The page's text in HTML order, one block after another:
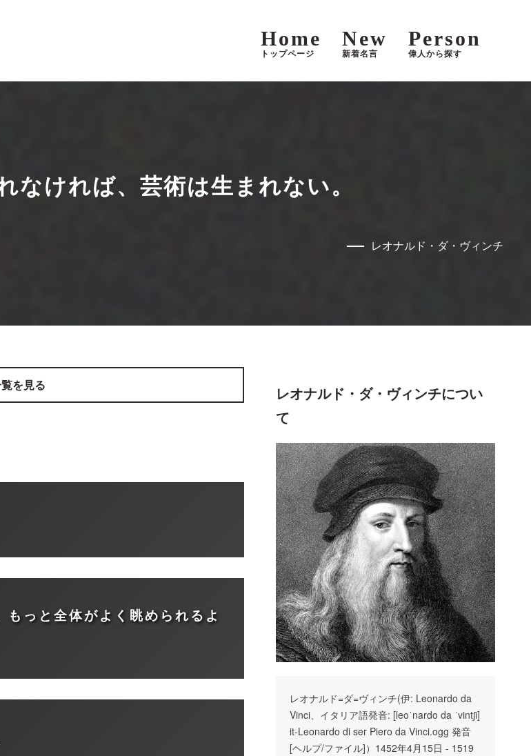
Home
トップページ
New
新着名言
Person
偉人から探す
なければ、芸術は生まれない。
レオナルド・ダ・ヴィンチ
を見る
っと全体がよく眺められるよ
レオナルド・ダ・ヴィンチについ
て
レオナルド=ダ=ヴィンチ(伊: Leonardo da
Vinci、イタリア語発音: [leoˈnardo da ˈvintʃi]
it-Leonardo di ser Piero da Vinci.ogg 発音
[ヘルプ/ファイル]）1452年4月15日 - 1519